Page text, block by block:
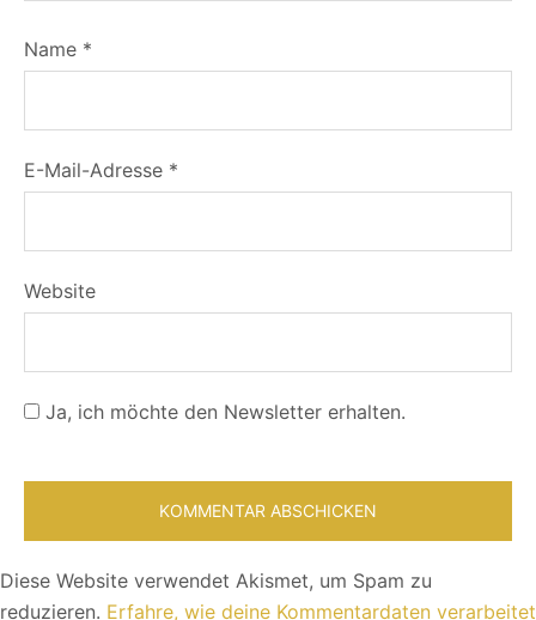
Name *
E-Mail-Adresse *
Website
Ja, ich möchte den Newsletter erhalten.
Diese Website verwendet Akismet, um Spam zu
reduzieren. Erfahre, wie deine Kommentardaten verarbeitet